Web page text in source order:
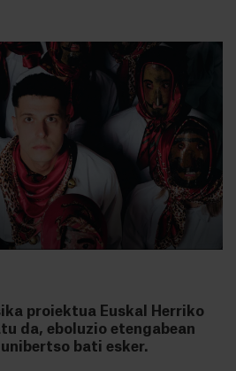
proiektua Euskal Herriko
da, eboluzio etengabean
bati esker.